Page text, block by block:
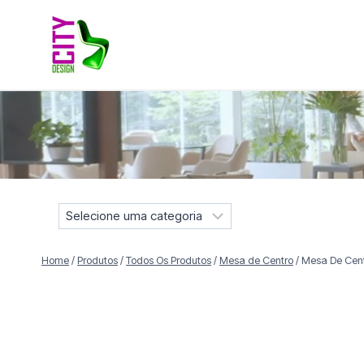
Conteúdo
Móveis selecionados para compor projetos residenciais
e
e
Home / Produtos / Todos Os Produtos / Mesa de Centro / Mesa De